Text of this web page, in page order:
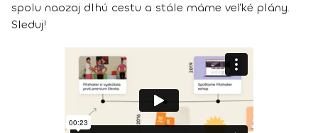
spolu naozaj dlhú cestu a stále máme veľké plány.
Sleduj!